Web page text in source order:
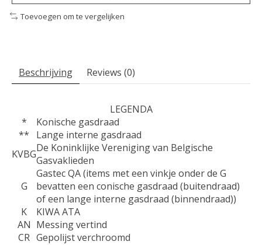
Toevoegen om te vergelijken
Beschrijving Reviews (0)
LEGENDA
*
Konische gasdraad
**
Lange interne gasdraad
KVBGDe Koninklijke Vereniging van Belgische
Gasvaklieden
G
Gastec QA (items met een vinkje onder de G
bevatten een conische gasdraad (buitendraad)
of een lange interne gasdraad (binnendraad))
K
KIWA ATA
AN Messing vertind
CR Gepolijst verchroomd